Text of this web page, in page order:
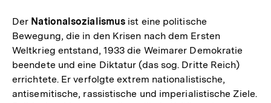
Der Nationalsozialismus ist eine politische
Bewegung, die in den Krisen nach dem Ersten
Weltkrieg entstand, 1933 die Weimarer Demokratie
beendete und eine Diktatur (das sog. Dritte Reich)
errichtete. Er verfolgte extrem nationalistische,
antisemitische, rassistische und imperialistische Ziele.